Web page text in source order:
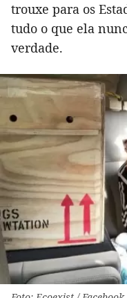
trouxe para os
tudo o que ela
verdade.